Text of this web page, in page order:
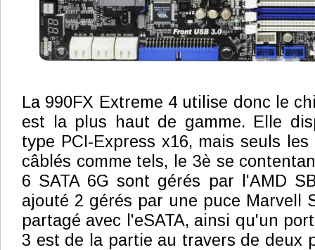
La 990FX Extreme 4 utilise donc le
est la plus haut de gamme. Elle
type PCI-Express x16, mais seuls
câblés comme tels, le 3è se
6 SATA 6G sont gérés par l'AMD
ajouté 2 gérés par une puce Marvell
partagé avec l'eSATA, ainsi qu'un
3 est de la partie au travers de deux